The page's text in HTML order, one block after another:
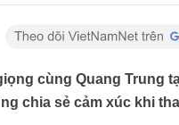
cùng Quang Trung
chia sẻ cảm xúc khi